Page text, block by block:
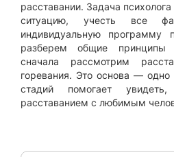
расставании. Задача
ситуацию, учесть все
индивидуальную
разберем общие
сначала рассмотрим
горевания. Это основа — одно
стадий помогает
расставанием с любимым